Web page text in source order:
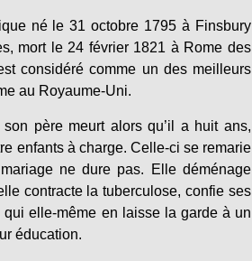
né le 31 octobre 1795 à Finsbury
mort le 24 février 1821 à Rome des
considéré comme un des meilleurs
au Royaume-Uni.
son père meurt alors qu’il a huit ans,
enfants à charge. Celle-ci se remarie
ne dure pas. Elle déménage
contracte la tuberculose, confie ses
qui elle-même en laisse la garde à un
éducation.